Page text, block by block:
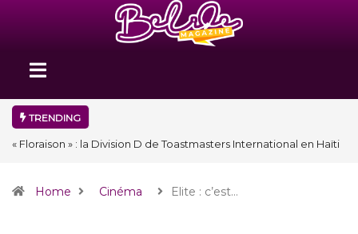
TRENDING
« Floraison » : la Division D de Toastmasters International en Haïti
Home Cinéma Elite : c’est…